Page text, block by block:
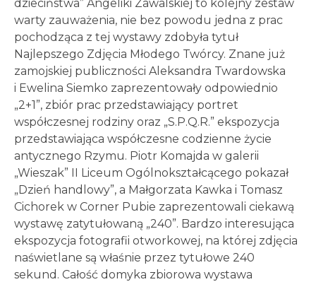
dzieciństwa” Angeliki Zawalskiej to kolejny zestaw
warty zauważenia, nie bez powodu jedna z prac
pochodząca z tej wystawy zdobyła tytuł
Najlepszego Zdjęcia Młodego Twórcy. Znane już
zamojskiej publiczności Aleksandra Twardowska
i Ewelina Siemko zaprezentowały odpowiednio
„2+1”, zbiór prac przedstawiający portret
współczesnej rodziny oraz „S.P.Q.R.” ekspozycja
przedstawiająca współczesne codzienne życie
antycznego Rzymu. Piotr Komajda w galerii
„Wieszak” II Liceum Ogólnokształcącego pokazał
„Dzień handlowy”, a Małgorzata Kawka i Tomasz
Cichorek w Corner Pubie zaprezentowali ciekawą
wystawę zatytułowaną „240”. Bardzo interesująca
ekspozycja fotografii otworkowej, na której zdjęcia
naświetlane są właśnie przez tytułowe 240
sekund. Całość domyka zbiorowa wystawa